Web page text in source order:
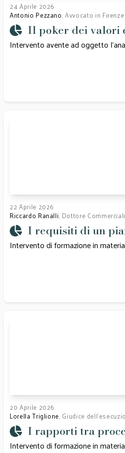
24 Aprile 2026
Antonio Pezzano, Avvocato in Firenze
Il poker dei valori
Intervento avente ad oggetto
22 Aprile 2026
Riccardo Ranalli, Dottore
I requisiti di un
Intervento di formazione in
20 Aprile 2026
Lorella Triglione, Giudice
I rapporti tra
Intervento di formazione in